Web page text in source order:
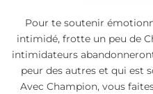
Pour te soutenir
intimidé, frotte un peu de
intimidateurs
peur des autres et qui est
Avec Champion, vous